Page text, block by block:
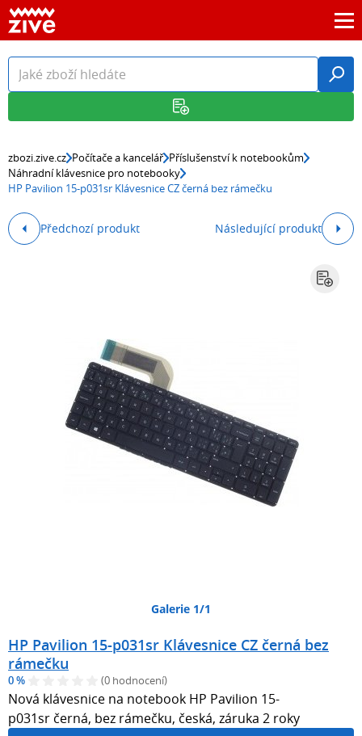
zbozi.zive.cz Počítače a kancelář Příslušenství k notebookům
Náhradní klávesnice pro notebooky
HP Pavilion 15-p031sr Klávesnice CZ černá bez rámečku
Předchozí produkt Následující produkt
Galerie 1/1
HP Pavilion 15-p031sr Klávesnice CZ černá bez
rámečku
0 % (0 hodnocení)
Nová klávesnice na notebook HP Pavilion 15-
p031sr černá, bez rámečku, česká, záruka 2 roky